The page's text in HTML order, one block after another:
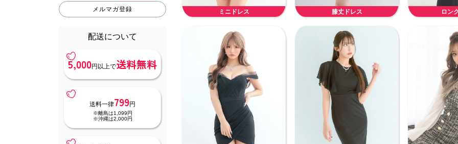
メルマガ登録
配送について
5,000円以上で送料無料
送料一律799円
※離島は1,099円
※沖縄は2,000円
ミニドレス 膝丈ドレス ロン